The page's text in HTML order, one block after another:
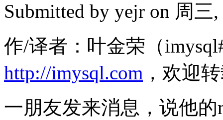
Submitted by yejr on 周三,
作/译者：叶金荣（
http://imysql.com ，欢迎
一朋友发来消息，说他